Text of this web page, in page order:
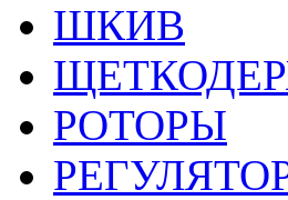
ШКИВ
РОТОРЫ